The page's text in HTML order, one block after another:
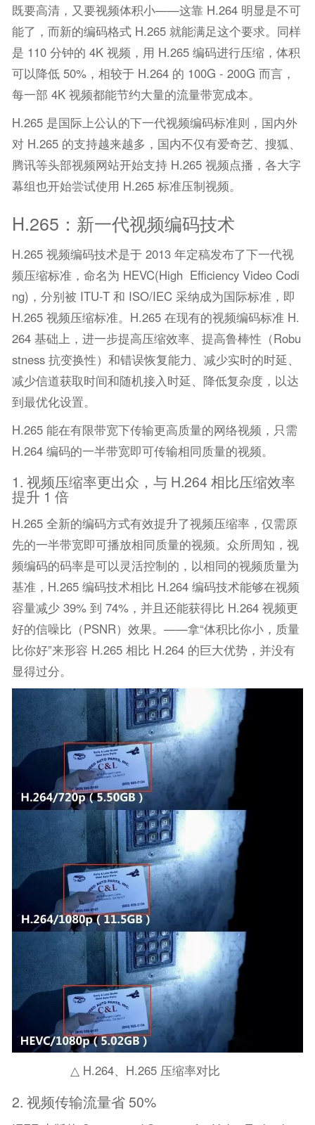
既要高清，又要视频体积小——这靠 H.264 明显是不可
能了，而新的编码格式 H.265 就能满足这个要求。同样
是 110 分钟的 4K 视频，用 H.265 编码进行压缩，体积
可以降低 50%，相较于 H.264 的 100G - 200G 而言，
每一部 4K 视频都能节约大量的流量带宽成本。
H.265 是国际上公认的下一代视频编码标准则，国内外
对 H.265 的支持越来越多，国内不仅有爱奇艺、搜狐、
腾讯等头部视频网站开始支持 H.265 视频点播，各大字
幕组也开始尝试使用 H.265 标准压制视频。
H.265：新一代视频编码技术
H.265 视频编码技术是于 2013 年定稿发布了下一代视
频压缩标准，命名为 HEVC(High Efficiency Video Codi
ng)，分别被 ITU-T 和 ISO/IEC 采纳成为国际标准，即
H.265 视频压缩标准。H.265 在现有的视频编码标准 H.
264 基础上，进一步提高压缩效率、提高鲁棒性（Robu
stness 抗变换性）和错误恢复能力、减少实时的时延、
减少信道获取时间和随机接入时延、降低复杂度，以达
到最优化设置。
H.265 能在有限带宽下传输更高质量的网络视频，只需
H.264 编码的一半带宽即可传输相同质量的视频。
1. 视频压缩率更出众，与 H.264 相比压缩效率
提升 1 倍
H.265 全新的编码方式有效提升了视频压缩率，仅需原
先的一半带宽即可播放相同质量的视频。众所周知，视
频编码的码率是可以灵活控制的，以相同的视频质量为
基准，H.265 编码技术相比 H.264 编码技术能够在视频
容量减少 39% 到 74%，并且还能获得比 H.264 视频更
好的信噪比（PSNR）效果。——拿“体积比你小，质量
比你好”来形容 H.265 相比 H.264 的巨大优势，并没有
显得过分。
△ H.264、H.265 压缩率对比
2. 视频传输流量省 50%